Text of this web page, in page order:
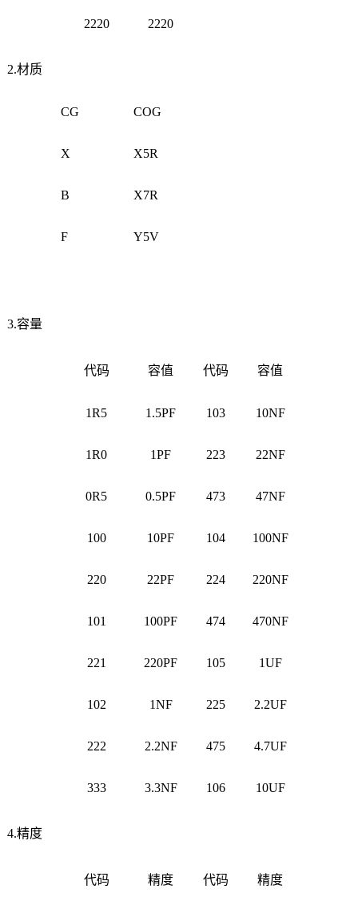
2220 2220
2.材质
CG COG
X X5R
B X7R
F Y5V
3.容量
代码 容值 代码 容值
1R5 1.5PF 103 10NF
1R0 1PF 223 22NF
0R5 0.5PF 473 47NF
100 10PF 104 100NF
220 22PF 224 220NF
101 100PF 474 470NF
221 220PF 105 1UF
102 1NF 225 2.2UF
222 2.2NF 475 4.7UF
333 3.3NF 106 10UF
4.精度
代码 精度 代码 精度